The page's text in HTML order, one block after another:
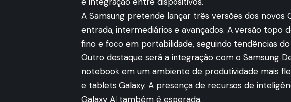
A Samsung pretende lançar três versões dos novos
entrada, intermediários e avançados. A versão topo
fino e foco em portabilidade, seguindo tendências
Outro destaque será a integração com o Samsung
notebook em um ambiente de produtividade mais
e tablets Galaxy. A presença de recursos de
Galaxy AI também é esperada.